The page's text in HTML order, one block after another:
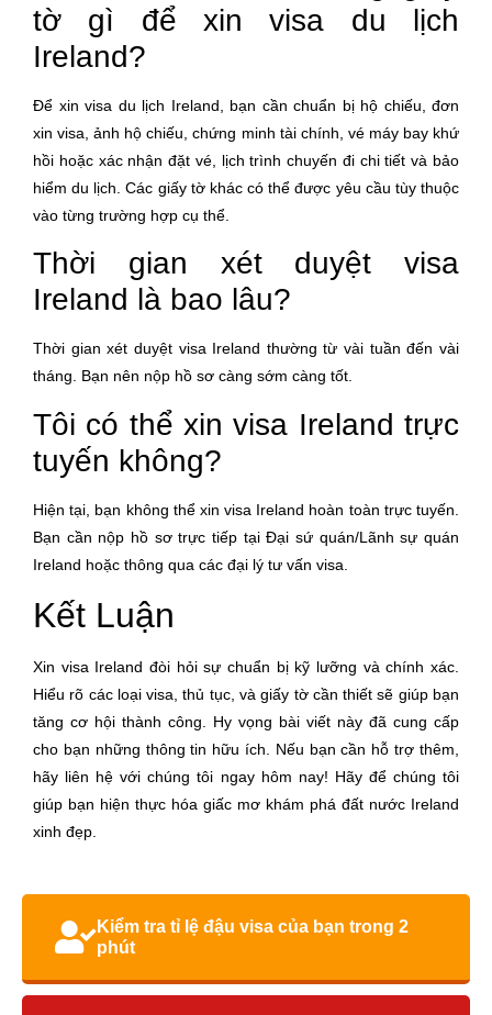
tờ gì để xin visa du lịch
Ireland?
Để xin visa du lịch Ireland, bạn cần chuẩn bị hộ chiếu, đơn
xin visa, ảnh hộ chiếu, chứng minh tài chính, vé máy bay khứ
hồi hoặc xác nhận đặt vé, lịch trình chuyến đi chi tiết và bảo
hiểm du lịch. Các giấy tờ khác có thể được yêu cầu tùy thuộc
vào từng trường hợp cụ thể.
Thời gian xét duyệt visa
Ireland là bao lâu?
Thời gian xét duyệt visa Ireland thường từ vài tuần đến vài
tháng. Bạn nên nộp hồ sơ càng sớm càng tốt.
Tôi có thể xin visa Ireland trực
tuyến không?
Hiện tại, bạn không thể xin visa Ireland hoàn toàn trực tuyến.
Bạn cần nộp hồ sơ trực tiếp tại Đại sứ quán/Lãnh sự quán
Ireland hoặc thông qua các đại lý tư vấn visa.
Kết Luận
Xin visa Ireland đòi hỏi sự chuẩn bị kỹ lưỡng và chính xác.
Hiểu rõ các loại visa, thủ tục, và giấy tờ cần thiết sẽ giúp bạn
tăng cơ hội thành công. Hy vọng bài viết này đã cung cấp
cho bạn những thông tin hữu ích. Nếu bạn cần hỗ trợ thêm,
hãy liên hệ với chúng tôi ngay hôm nay! Hãy để chúng tôi
giúp bạn hiện thực hóa giấc mơ khám phá đất nước Ireland
xinh đẹp.
Kiểm tra tỉ lệ đậu visa của bạn trong 2
phút